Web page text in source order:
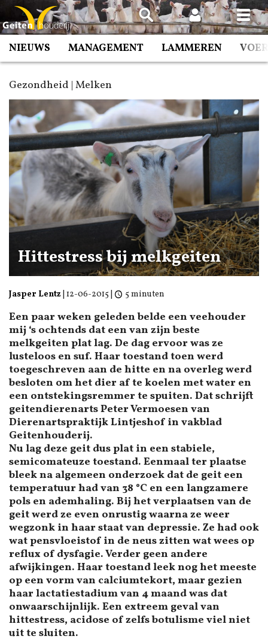
Spring
naar
inhoud
NIEUWS MANAGEMENT LAMMEREN
Gezondheid | Melken
Hittestress bij melkgeiten
Jasper Lentz 12-06-2015 5 minuten
Een paar weken geleden belde een veehouder
mij ‘s ochtends dat een van zijn beste
melkgeiten plat lag. De dag ervoor was ze
lusteloos en suf. Haar toestand toen werd
toegeschreven aan de hitte en na overleg werd
besloten om het dier af te koelen met water en
een ontstekingsremmer te spuiten. Dat schrijft
geitendierenarts Peter Vermoesen van
Dierenartspraktijk Lintjeshof in vakblad
Geitenhouderij.
Nu lag deze geit dus plat in een stabiele,
semicomateuze toestand. Eenmaal ter plaatse
bleek na algemeen onderzoek dat de geit een
temperatuur had van 38 °C en een langzamere
pols en ademhaling. Bij het verplaatsen van de
geit werd ze even onrustig waarna ze weer
wegzonk in haar staat van depressie. Ze had ook
wat pensvloeistof in de neus zitten wat wees op
reflux of dysfagie. Verder geen andere
afwijkingen. Haar toestand leek nog het meeste
op een vorm van calciumtekort, maar gezien
haar lactatiestadium van 4 maand was dat
onwaarschijnlijk. Een extreem geval van
hittestress, acidose of zelfs botulisme viel niet
uit te sluiten.